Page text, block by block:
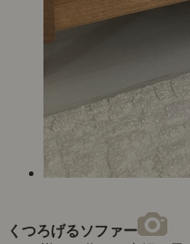
くつろげるソファー